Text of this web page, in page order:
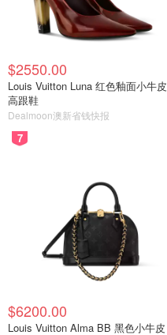
$2550.00
Louis Vuitton Luna 红色釉面小牛皮
高跟鞋
Dealmoon澳新省钱快报
7
$6200.00
Louis Vuitton Alma BB 黑色小牛皮